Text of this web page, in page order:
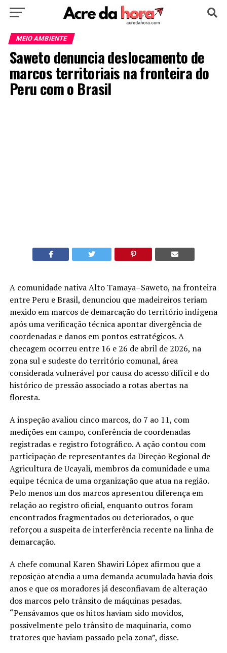
HOME POLÍTICA
EDUCAÇÃO NOTÍCIA MUNDO
MEIO AMBIENTE
Saweto denuncia deslocamento de
marcos territoriais na fronteira do
Peru com o Brasil
A comunidade nativa Alto Tamaya–Saweto, na fronteira
entre Peru e Brasil, denunciou que madeireiros teriam
mexido em marcos de demarcação do território indígena
após uma verificação técnica apontar divergência de
coordenadas e danos em pontos estratégicos. A
checagem ocorreu entre 16 e 26 de abril de 2026, na
zona sul e sudeste do território comunal, área
considerada vulnerável por causa do acesso difícil e do
histórico de pressão associado a rotas abertas na
floresta.
A inspeção avaliou cinco marcos, do 7 ao 11, com
medições em campo, conferência de coordenadas
registradas e registro fotográfico. A ação contou com
participação de representantes da Direção Regional de
Agricultura de Ucayali, membros da comunidade e uma
equipe técnica de uma organização que atua na região.
Pelo menos um dos marcos apresentou diferença em
relação ao registro oficial, enquanto outros foram
encontrados fragmentados ou deteriorados, o que
reforçou a suspeita de interferência recente na linha de
demarcação.
A chefe comunal Karen Shawiri López afirmou que a
reposição atendia a uma demanda acumulada havia dois
anos e que os moradores já desconfiavam de alteração
dos marcos pelo trânsito de máquinas pesadas.
“Pensávamos que os hitos haviam sido movidos,
possivelmente pelo trânsito de maquinaria, como
tratores que haviam passado pela zona”, disse.